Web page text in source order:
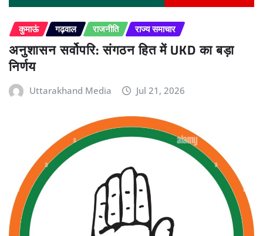
कुमाऊं गढ़वाल राजनीति राज्य समाचार
अनुशासन सर्वोपरि: संगठन हित में UKD का बड़ा
निर्णय
Uttarakhand Media Jul 21, 2026